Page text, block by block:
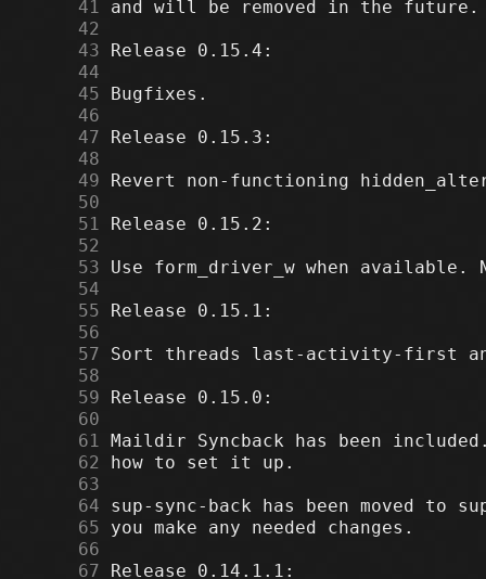
     41
     42
     43
     44
     45
     46
     47
     48
     49
     50
     51
     52
     53
     54
     55
     56
     57
     58
     59
     60
     61
     62
     63
     64
     65
     66
     67